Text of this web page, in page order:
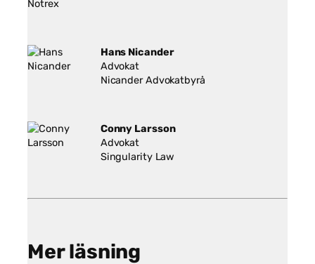
Notrex
Hans Nicander
Advokat
Nicander Advokatbyrå
Conny Larsson
Advokat
Singularity Law
Mer läsning